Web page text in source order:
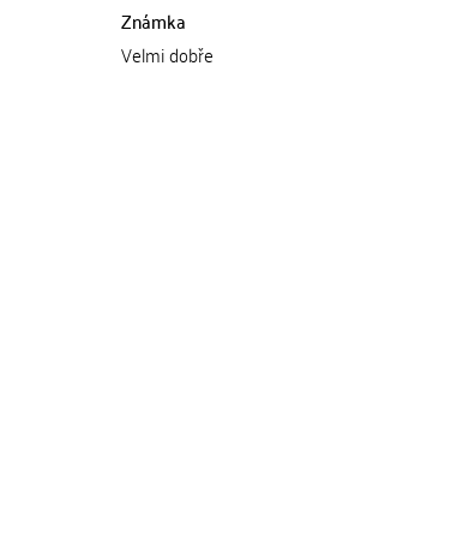
Známka
Velmi dobře